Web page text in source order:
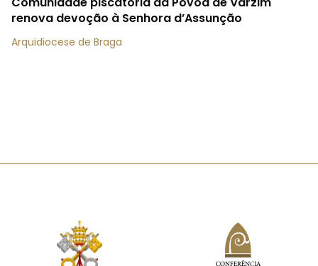
renova devoção à Senhora d’Assunção
Arquidiocese de Braga